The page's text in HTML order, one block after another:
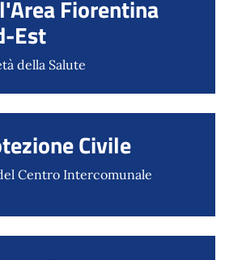
Fiorentina
Est
della Salute
Civile
Centro Intercomunale